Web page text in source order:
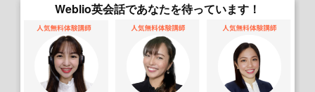
Weblio英会話であなたを待っています！